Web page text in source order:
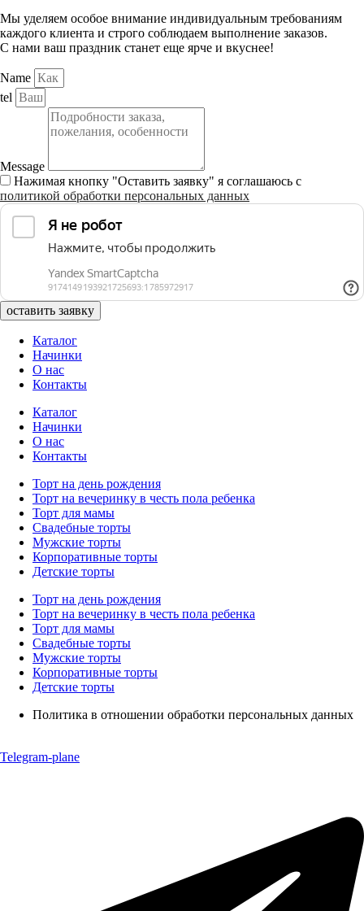
Мы уделяем особое внимание индивидуальным требованиям
каждого клиента и строго соблюдаем выполнение заказов.
С нами ваш праздник станет еще ярче и вкуснее!
Name
tel
Message
Нажимая кнопку "Оставить заявку" я соглашаюсь с
политикой обработки персональных данных
оставить заявку
Каталог
Начинки
О нас
Контакты
Каталог
Начинки
О нас
Контакты
Торт на день рождения
Торт на вечеринку в честь пола ребенка
Торт для мамы
Свадебные торты
Мужские торты
Корпоративные торты
Детские торты
Торт на день рождения
Торт на вечеринку в честь пола ребенка
Торт для мамы
Свадебные торты
Мужские торты
Корпоративные торты
Детские торты
Политика в отношении обработки персональных данных
Telegram-plane